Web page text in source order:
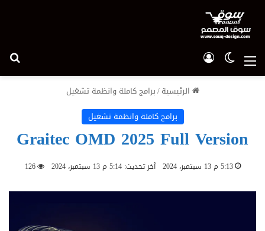
القائمة الوضع المظلم
الرئيسية/برامج كاملة وانظمة تشغيل
برامج كاملة وانظمة تشغيل
Graitec OMD 2025 Full Version
5:13 م 13 سبتمبر، 2024 آخر تحديث: 5:14 م 13 سبتمبر، 2024 126